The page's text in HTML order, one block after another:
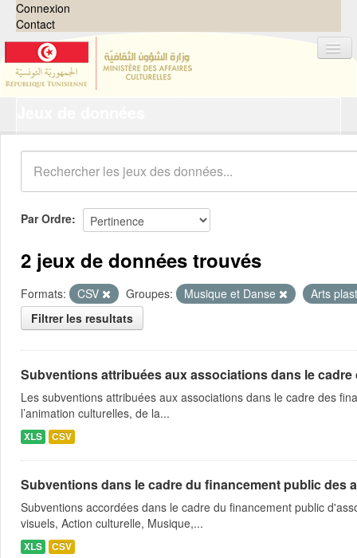
Connexion
Contact
Organisations
Groupes
Demandes 0
À propos
Par Ordre
2 jeux de données trouvés
Formats: CSV Groupes: Musique et Danse
Arts
Filtrer les resultats
Subventions attribuées aux associations dans le
Les subventions attribuées aux associations dans le cadre des
l’animation culturelles, de la...
XLS CSV
Subventions dans le cadre du financement public des
Subventions accordées dans le cadre du financement public
visuels, Action culturelle, Musique,...
XLS CSV